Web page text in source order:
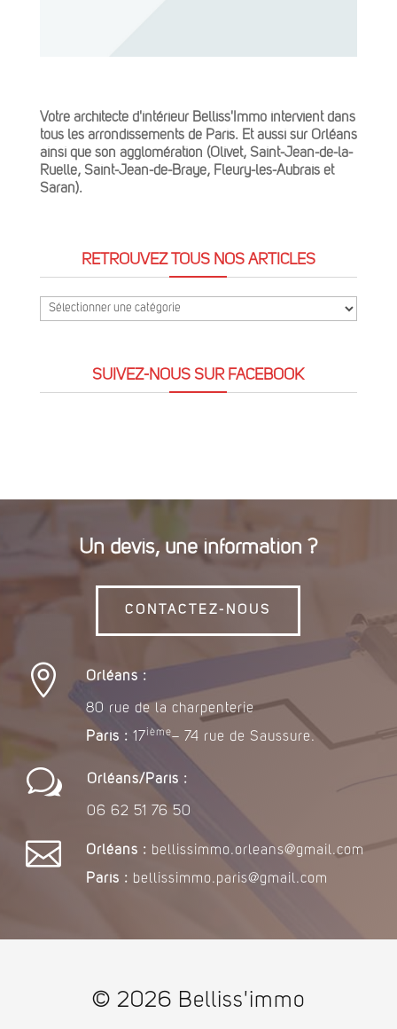
Votre architecte d'intérieur Belliss'Immo intervient dans
tous les arrondissements de Paris. Et aussi sur Orléans
ainsi que son agglomération (Olivet, Saint-Jean-de-la-
Ruelle, Saint-Jean-de-Braye, Fleury-les-Aubrais et
Saran).
RETROUVEZ TOUS NOS ARTICLES
Retrouvez
articles
SUIVEZ-NOUS SUR FACEBOOK
Un devis, une information ?
CONTACTEZ-NOUS
 Orléans :
80 rue de la charpenterie
Paris : 17 ième– 74 rue de Saussure.
w Orléans/Paris :
06 62 51 76 50
 Orléans : bellissimmo.orleans@gmail.com
Paris : bellissimmo.paris@gmail.com
© 2026 Belliss'immo